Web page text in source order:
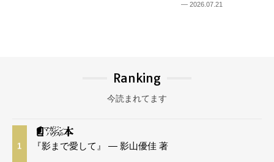
— 2026.07.21
Ranking
今読まれてます
1 『影まで愛して』 — 影山優佳 著